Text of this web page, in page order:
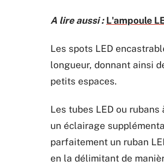
A lire aussi : L'ampoule
Les spots LED
longueur, donnant ainsi
petits espaces.
Les tubes LED ou
un éclairage
parfaitement un ruban
en la délimitant de